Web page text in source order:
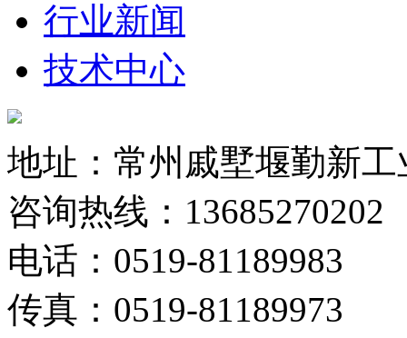
行业新闻
技术中心
地址：常州戚墅堰勤新工
咨询热线：13685270202
电话：0519-81189983
传真：0519-81189973